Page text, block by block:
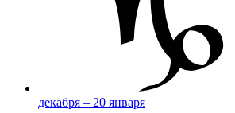
декабря – 20 января